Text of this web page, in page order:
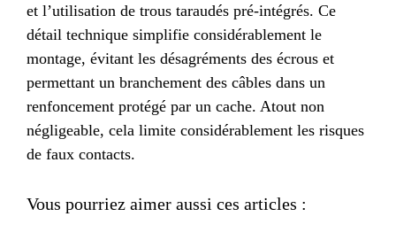
et l’utilisation de trous taraudés pré-intégrés. Ce
détail technique simplifie considérablement le
montage, évitant les désagréments des écrous et
permettant un branchement des câbles dans un
renfoncement protégé par un cache. Atout non
négligeable, cela limite considérablement les risques
de faux contacts.
Vous pourriez aimer aussi ces articles :